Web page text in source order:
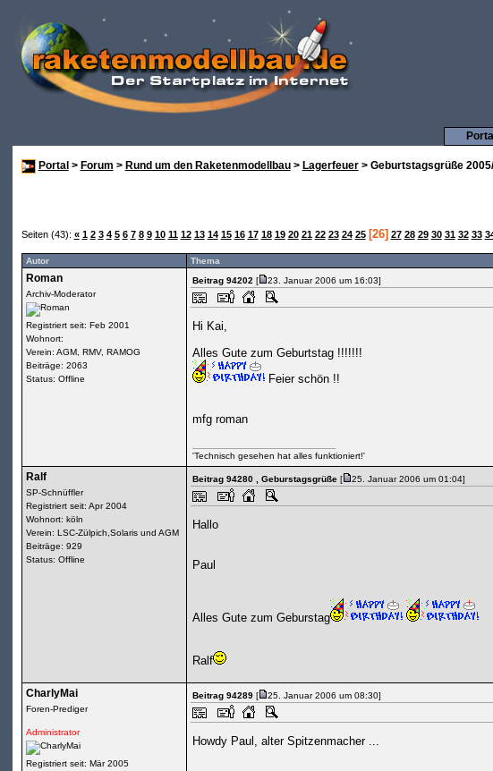
Portal
Portal > Forum > Rund um den Raketenmodellbau> Lagerfeuer> Geburtstagsgrüße
Seiten (43): « 1 2 3 4 5 6 7 8 9 10 11 12 13 14 15 16 17 18 19 20 21 22 23 24 25 [26] 27 28 29 30 31 32 33
Autor Thema
Roman
Archiv-Moderator
Registriert seit: Feb 2001
Wohnort:
Verein: AGM, RMV, RAMOG
Beiträge: 2063
Status: Offline
Beitrag 94202[
23. Januar 2006 um 16:03]
Hi Kai,
Alles Gute zum Geburtstag !!!!!!!
Feier schön !!
mfg roman
'Technisch gesehen hat alles funktioniert!'
Ralf
SP-Schnüffler
Registriert seit: Apr 2004
Wohnort: köln
Verein: LSC-Zülpich,Solaris und AGM
Beiträge: 929
Status: Offline
Beitrag 94280 , Geburstagsgrüße[
25. Januar 2006 um 01:04]
Hallo
Paul
Alles Gute zum Geburstag
Ralf
CharlyMai
Foren-Prediger
Administrator
Registriert seit: Mär 2005
Beitrag 94289[
25. Januar 2006 um 08:30]
Howdy Paul, alter Spitzenmacher ...